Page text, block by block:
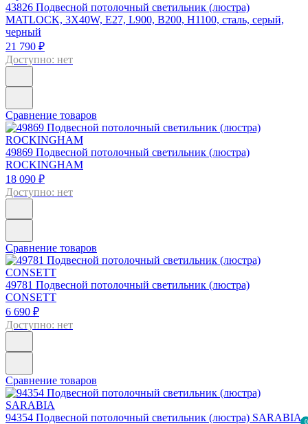
0
43826 Подвесной потолочный светильник (люстра)
MATLOCK, 3Х40W, E27, L900, B200, H1100, сталь, серый,
черный
21 790 ₽
Доступно: нет
Сравнение товаров
49869 Подвесной потолочный светильник (люстра)
ROCKINGHAM
18 090 ₽
Доступно: нет
Сравнение товаров
49781 Подвесной потолочный светильник (люстра)
CONSETT
6 690 ₽
Доступно: нет
Сравнение товаров
94354 Подвесной потолочный светильник (люстра) SARABIA